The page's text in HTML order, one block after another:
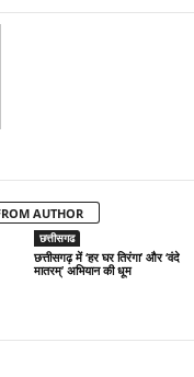
AUTHOR
छत्तीसगढ
छत्तीसगढ़ में ‘हर घर तिरंगा’ और ‘वंदे
मातरम्’ अभियान की धूम